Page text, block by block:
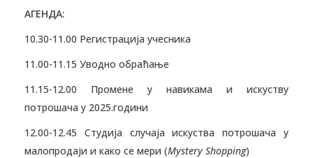
АГЕНДА:
10.30-11.00 Регистрација учесника
11.00-11.15 Уводно обраћање
11.15-12.00 Промене у навикама и искуству
потрошача у 2025.години
12.00-12.45 Студија случаја искуства потрошача у
малопродаји и како се мери (Mystery Shopping)